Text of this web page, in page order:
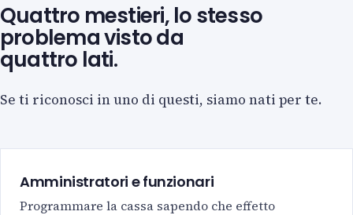
Quattro mestieri, lo stesso
problema visto da
quattro lati.
Se ti riconosci in uno di questi, siamo nati per te.
Amministratori e funzionari
Programmare la cassa sapendo che effetto